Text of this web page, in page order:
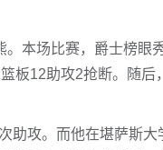
本场比赛，爵士榜眼
板12助攻2抢断。随后
助攻。而他在堪萨斯